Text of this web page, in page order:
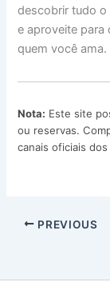
descobrir tudo o
e aproveite para
quem você ama.
Nota: Este site
ou reservas.
canais oficiais
PREVIOUS